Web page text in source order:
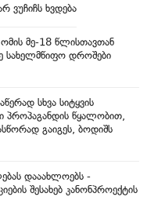
ვუჩიჩს ხვდება
მე-18 წლისთავთან
სახელმწიფო დროშები
სხვა სიტყვის
პროპაგანდის წყალობით,
გაიგეს, ბოდიშს
დააახლოებს -
შესახებ კანონპროექტის